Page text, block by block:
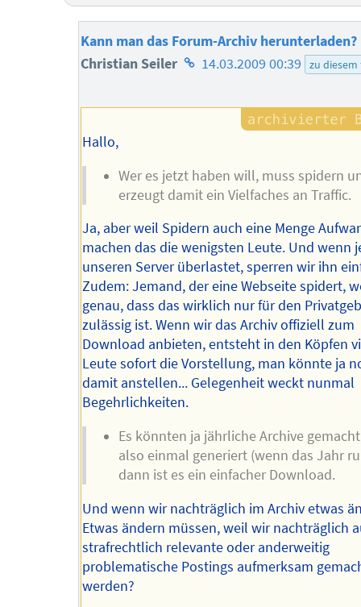
Kann man das Forum-Archiv herunterladen?
Christian Seiler Homepage
Autors
14.03.2009 00:39 zu
Hallo,
Wer es jetzt haben will, muss spidern
erzeugt damit ein Vielfaches an Traffic.
Ja, aber weil Spidern auch eine Menge
machen das die wenigsten Leute. Und wenn
unseren Server überlastet, sperren wir ihn
Zudem: Jemand, der eine Webseite spidert,
genau, dass das wirklich nur für den
zulässig ist. Wenn wir das Archiv offiziell zum
Download anbieten, entsteht in den Köpfen
Leute sofort die Vorstellung, man könnte ja
damit anstellen... Gelegenheit weckt nunmal
Begehrlichkeiten.
Es könnten ja jährliche Archive
also einmal generiert (wenn das Jahr
dann ist es ein einfacher Download.
Und wenn wir nachträglich im Archiv etwas
Etwas ändern müssen, weil wir nachträglich
strafrechtlich relevante oder anderweitig
problematische Postings aufmerksam
werden?